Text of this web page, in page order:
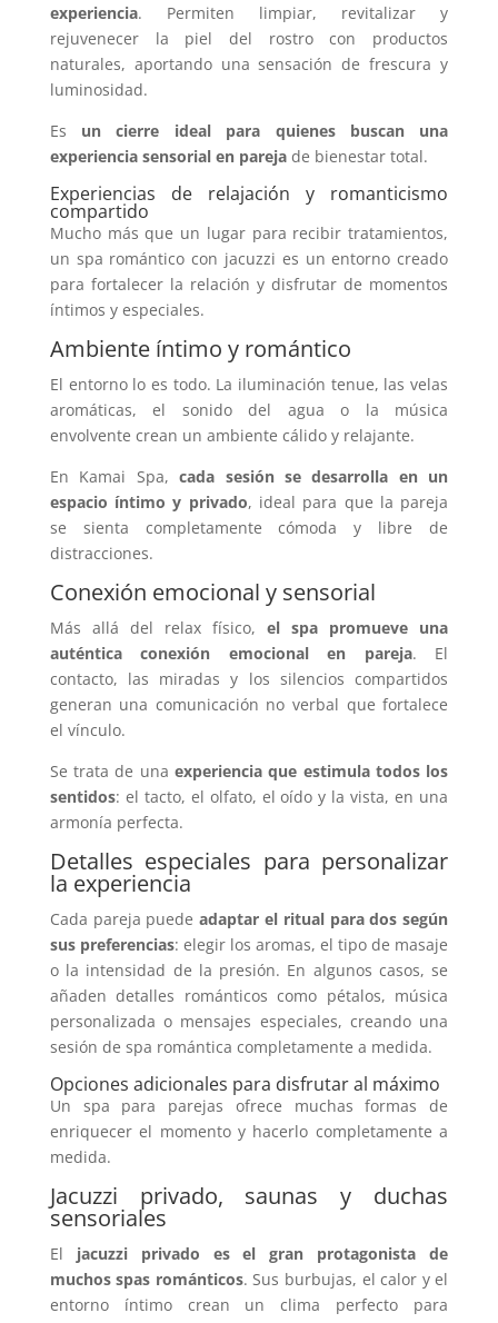
experiencia. Permiten limpiar, revitalizar y
rejuvenecer la piel del rostro con productos
naturales, aportando una sensación de frescura y
luminosidad.
Es un cierre ideal para quienes buscan una
experiencia sensorial en parejade bienestar total.
Experiencias de relajación y romanticismo
compartido
Mucho más que un lugar para recibir tratamientos,
un spa romántico con jacuzzi es un entorno creado
para fortalecer la relación y disfrutar de momentos
íntimos y especiales.
Ambiente íntimo y romántico
El entorno lo es todo. La iluminación tenue, las velas
aromáticas, el sonido del agua o la música
envolvente crean un ambiente cálido y relajante.
En Kamai Spa,cada sesión se desarrolla en un
espacio íntimo y privado, ideal para que la pareja
se sienta completamente cómoda y libre de
distracciones.
Conexión emocional y sensorial
Más allá del relax físico,el spa promueve una
auténtica
conexión emocional en pareja. El
contacto, las miradas y los silencios compartidos
generan una comunicación no verbal que fortalece
el vínculo.
Se trata de una experiencia que estimula todos los
sentidos: el tacto, el olfato, el oído y la vista, en una
armonía perfecta.
Detalles especiales para personalizar
la experiencia
Cada pareja puedeadaptar el ritual para dos según
sus preferencias: elegir los aromas, el tipo de masaje
o la intensidad de la presión. En algunos casos, se
añaden detalles románticos como pétalos, música
personalizada o mensajes especiales, creando una
sesión de spa romántica completamente a medida.
Opciones adicionales para disfrutar al máximo
Un spa para parejas ofrece muchas formas de
enriquecer el momento y hacerlo completamente a
medida.
Jacuzzi privado, saunas y duchas
sensoriales
El jacuzzi privado es el gran protagonista de
muchos spas románticos. Sus burbujas, el calor y el
entorno íntimo crean un clima perfecto para